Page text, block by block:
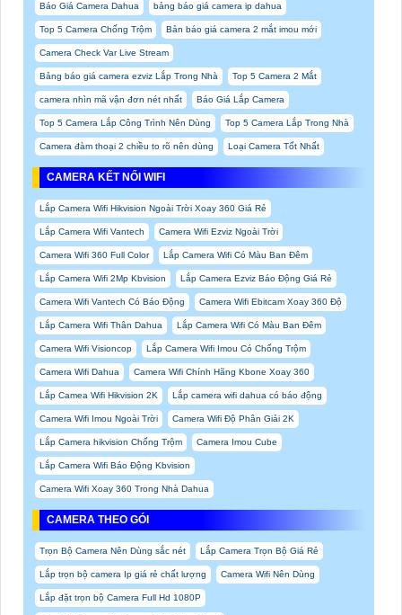
Báo Giá Camera Dahua bảng báo giá camera ip dahua
Top 5 Camera Chống Trộm Bản báo giá camera 2 mắt imou mới
Camera Check Var Live Stream
Bảng báo giá camera ezviz Lắp Trong Nhà Top 5 Camera 2 Mắt
camera nhìn mã vận đơn nét nhất Báo Giá Lắp Camera
Top 5 Camera Lắp Công Trình Nên Dùng Top 5 Camera Lắp Trong Nhà
Camera đàm thoại 2 chiều to rõ nên dùng Loại Camera Tốt Nhất
CAMERA KẾT NỐI WIFI
Lắp Camera Wifi Hikvision Ngoài Trời Xoay 360 Giá Rẻ
Lắp Camera Wifi Vantech Camera Wifi Ezviz Ngoài Trời
Camera Wifi 360 Full Color Lắp Camera Wifi Có Màu Ban Đêm
Lắp Camera Wifi 2Mp Kbvision Lắp Camera Ezviz Báo Động Giá Rẻ
Camera Wifi Vantech Có Báo Động Camera Wifi Ebitcam Xoay 360 Độ
Lắp Camera Wifi Thân Dahua Lắp Camera Wifi Có Màu Ban Đêm
Camera Wifi Visioncop Lắp Camera Wifi Imou Có Chống Trộm
Camera Wifi Dahua Camera Wifi Chính Hãng Kbone Xoay 360
Lắp Camea Wifi Hikvision 2K Lắp camera wifi dahua có báo động
Camera Wifi Imou Ngoài Trời Camera Wifi Độ Phân Giải 2K
Lắp Camera hikvision Chống Trộm Camera Imou Cube
Lắp Camera Wifi Báo Động Kbvision
Camera Wifi Xoay 360 Trong Nhà Dahua
CAMERA THEO GÓI
Trọn Bộ Camera Nên Dùng sắc nét Lắp Camera Trọn Bộ Giá Rẻ
Lắp trọn bộ camera Ip giá rẻ chất lượng Camera Wifi Nên Dùng
Lắp đặt trọn bộ Camera Full Hd 1080P